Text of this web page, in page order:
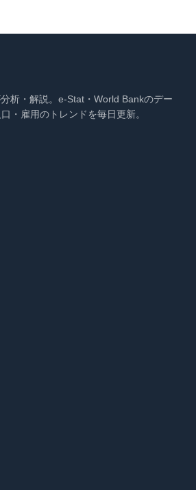
析・解説。e-Stat・World Bankのデー
・雇用のトレンドを毎日更新。